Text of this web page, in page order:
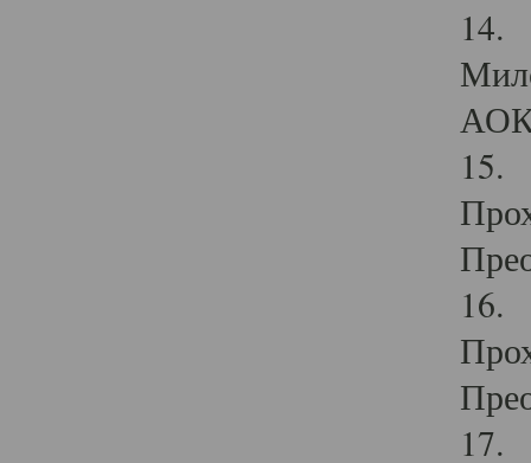
14.
15.
16.
17.